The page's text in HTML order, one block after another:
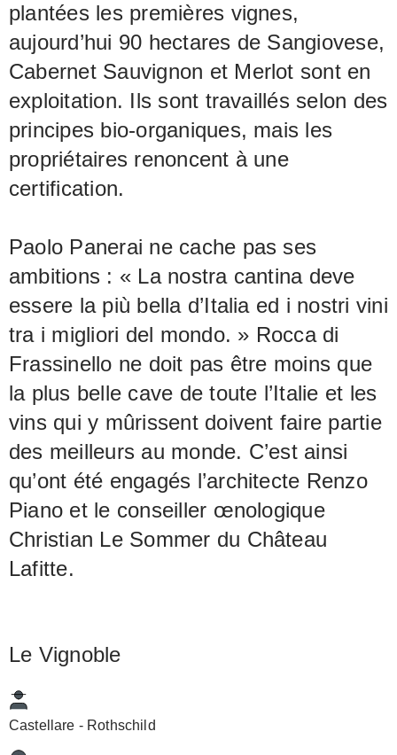
plantées les premières vignes,
aujourd’hui 90 hectares de Sangiovese,
Cabernet Sauvignon et Merlot sont en
exploitation. Ils sont travaillés selon des
principes bio-organiques, mais les
propriétaires renoncent à une
certification.
Paolo Panerai ne cache pas ses
ambitions : « La nostra cantina deve
essere la più bella d’Italia ed i nostri vini
tra i migliori del mondo. » Rocca di
Frassinello ne doit pas être moins que
la plus belle cave de toute l’Italie et les
vins qui y mûrissent doivent faire partie
des meilleurs au monde. C’est ainsi
qu’ont été engagés l’architecte Renzo
Piano et le conseiller œnologique
Christian Le Sommer du Château
Lafitte.
Le Vignoble
Castellare - Rothschild